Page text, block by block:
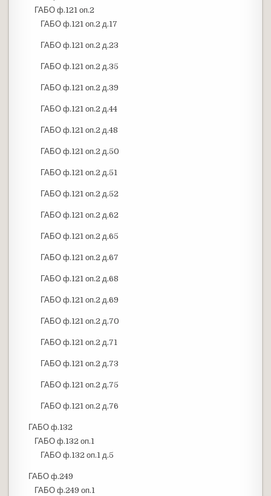
ГАБО ф.121 оп.2
ГАБО ф.121 оп.2 д.17
ГАБО ф.121 оп.2 д.23
ГАБО ф.121 оп.2 д.35
ГАБО ф.121 оп.2 д.39
ГАБО ф.121 оп.2 д.44
ГАБО ф.121 оп.2 д.48
ГАБО ф.121 оп.2 д.50
ГАБО ф.121 оп.2 д.51
ГАБО ф.121 оп.2 д.52
ГАБО ф.121 оп.2 д.62
ГАБО ф.121 оп.2 д.65
ГАБО ф.121 оп.2 д.67
ГАБО ф.121 оп.2 д.68
ГАБО ф.121 оп.2 д.69
ГАБО ф.121 оп.2 д.70
ГАБО ф.121 оп.2 д.71
ГАБО ф.121 оп.2 д.73
ГАБО ф.121 оп.2 д.75
ГАБО ф.121 оп.2 д.76
ГАБО ф.132
ГАБО ф.132 оп.1
ГАБО ф.132 оп.1 д.5
ГАБО ф.249
ГАБО ф.249 оп.1